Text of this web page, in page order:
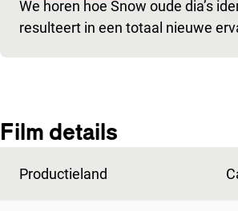
We horen hoe Snow oude dia’s
resulteert in een totaal nieuwe
Film details
Productieland